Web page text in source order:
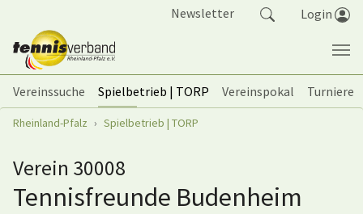
Newsletter Login
Vereinssuche Spielbetrieb | TORP Vereinspokal
Turniere
Sie sind hier:
Rheinland-Pfalz Spielbetrieb | TORP
Verein 30008
Tennisfreunde Budenheim